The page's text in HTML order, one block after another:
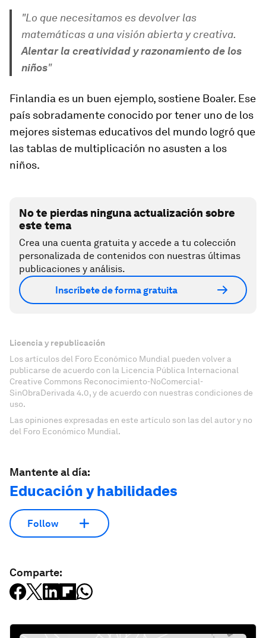
"Lo que necesitamos es devolver las
matemáticas a una visión abierta y creativa.
Alentar la creatividad y razonamiento de los
niños"
Finlandia es un buen ejemplo, sostiene Boaler. Ese
país sobradamente conocido por tener uno de los
mejores sistemas educativos del mundo logró que
las tablas de multiplicación no asusten a los
niños.
No te pierdas ninguna actualización sobre
este tema
Crea una cuenta gratuita y accede a tu colección
personalizada de contenidos con nuestras últimas
publicaciones y análisis.
Inscríbete de forma gratuita
Licencia y republicación
Los artículos del Foro Económico Mundial pueden volver a
publicarse de acuerdo con la Licencia Pública Internacional
Creative Commons Reconocimiento-NoComercial-
SinObraDerivada 4.0, y de acuerdo con nuestras condiciones de
uso.
Las opiniones expresadas en este artículo son las del autor y no
del Foro Económico Mundial.
Mantente al día:
Educación y habilidades
Follow
Comparte: